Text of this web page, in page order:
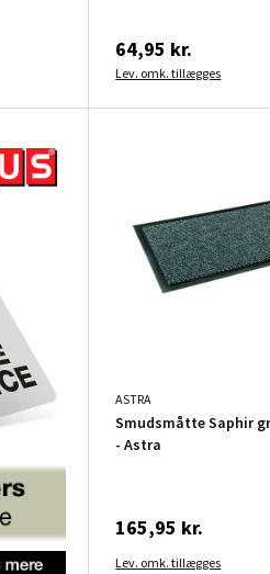
64,95 kr.
Lev. omk. tillægges
ASTRA
Smudsmåtte Saphir
- Astra
165,95 kr.
Lev. omk. tillægges